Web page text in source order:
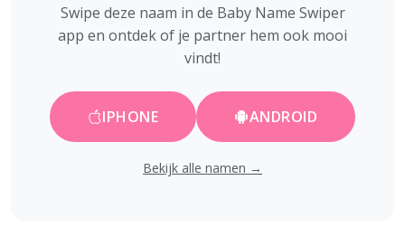
Swipe deze naam in de Baby Name Swiper
app en ontdek of je partner hem ook mooi
vindt!
IPHONE ANDROID
Bekijk alle namen →